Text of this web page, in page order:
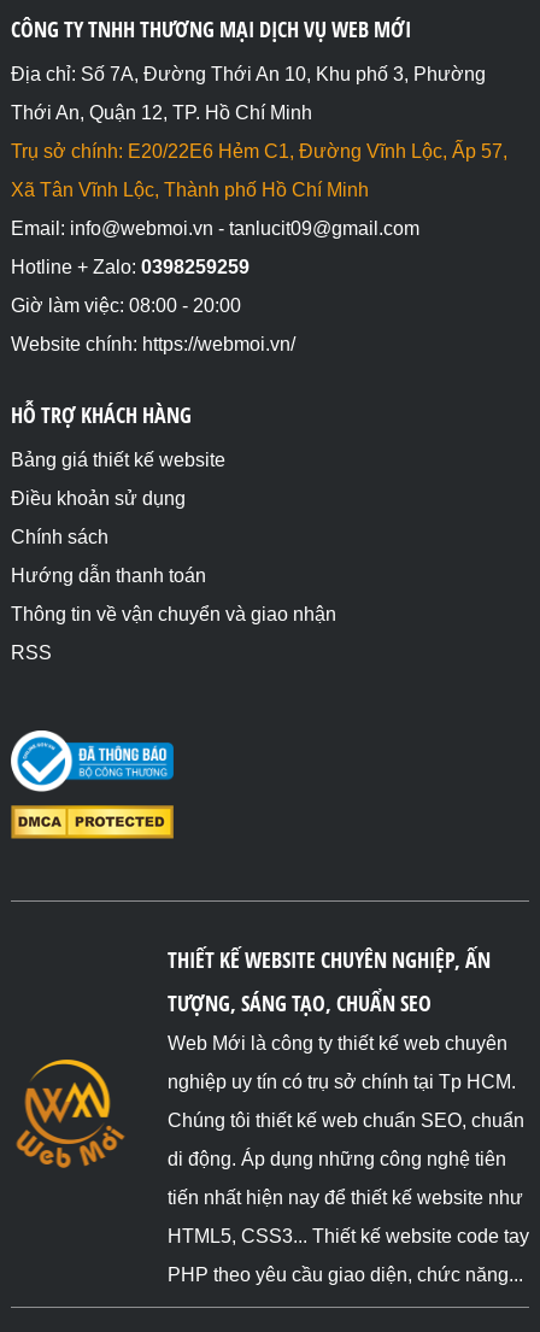
CÔNG TY TNHH THƯƠNG MẠI DỊCH VỤ WEB MỚI
Địa chỉ: Số 7A, Đường Thới An 10, Khu phố 3, Phường
Thới An, Quận 12, TP. Hồ Chí Minh
Trụ sở chính: E20/22E6 Hẻm C1, Đường Vĩnh Lộc, Ấp 57,
Xã Tân Vĩnh Lộc, Thành phố Hồ Chí Minh
Email: info@webmoi.vn - tanlucit09@gmail.com
Hotline + Zalo: 0398259259
Giờ làm việc: 08:00 - 20:00
Website chính: https://webmoi.vn/
HỖ TRỢ KHÁCH HÀNG
Bảng giá thiết kế website
Điều khoản sử dụng
Chính sách
Hướng dẫn thanh toán
Thông tin về vận chuyển và giao nhận
RSS
THIẾT KẾ WEBSITE CHUYÊN NGHIỆP, ẤN
TƯỢNG, SÁNG TẠO, CHUẨN SEO
Web Mới là công ty thiết kế web chuyên
nghiệp uy tín có trụ sở chính tại Tp HCM.
Chúng tôi thiết kế web chuẩn SEO, chuẩn
di động. Áp dụng những công nghệ tiên
tiến nhất hiện nay để thiết kế website như
HTML5, CSS3... Thiết kế website code tay
PHP theo yêu cầu giao diện, chức năng...